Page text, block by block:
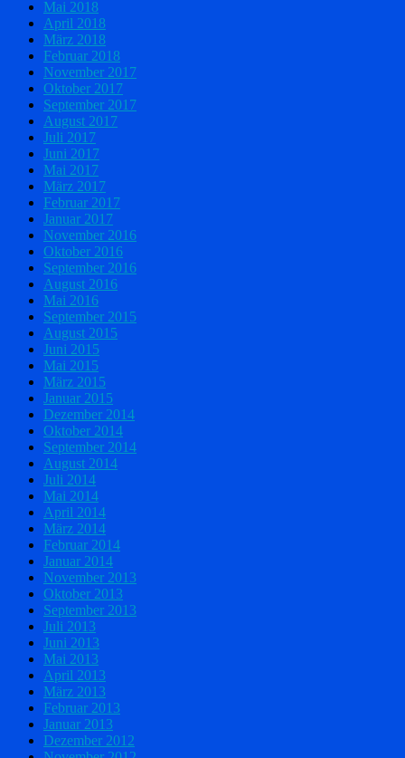
Mai 2018
April 2018
März 2018
Februar 2018
November 2017
Oktober 2017
September 2017
August 2017
Juli 2017
Juni 2017
Mai 2017
März 2017
Februar 2017
Januar 2017
November 2016
Oktober 2016
September 2016
August 2016
Mai 2016
September 2015
August 2015
Juni 2015
Mai 2015
März 2015
Januar 2015
Dezember 2014
Oktober 2014
September 2014
August 2014
Juli 2014
Mai 2014
April 2014
März 2014
Februar 2014
Januar 2014
November 2013
Oktober 2013
September 2013
Juli 2013
Juni 2013
Mai 2013
April 2013
März 2013
Februar 2013
Januar 2013
Dezember 2012